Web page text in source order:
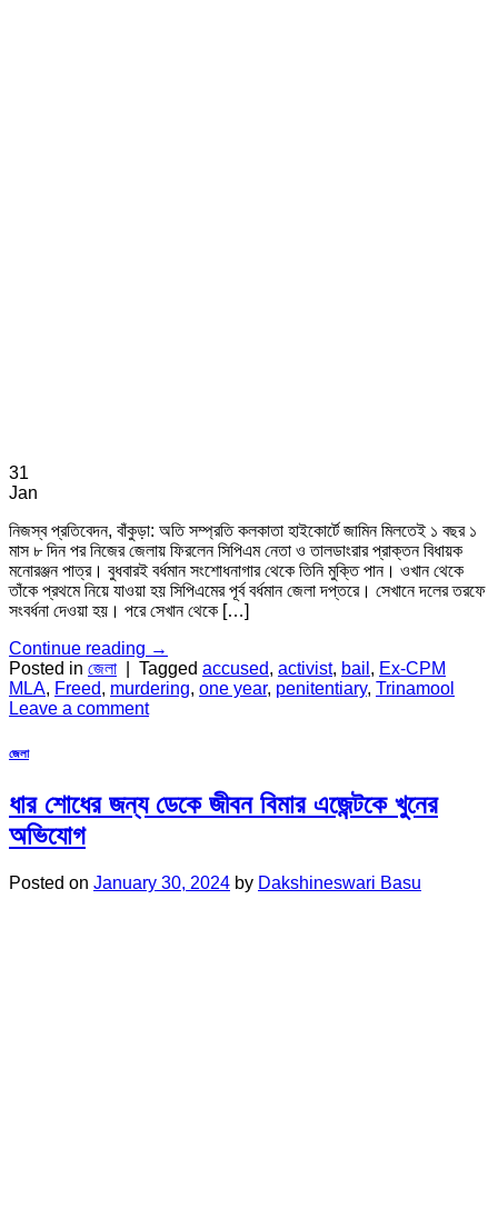
31
Jan
নিজস্ব প্রতিবেদন, বাঁকুড়া: অতি সম্প্রতি কলকাতা হাইকোর্টে জামিন মিলতেই ১ বছর ১
মাস ৮ দিন পর নিজের জেলায় ফিরলেন সিপিএম নেতা ও তালডাংরার প্রাক্তন বিধায়ক
মনোরঞ্জন পাত্র। বুধবারই বর্ধমান সংশোধনাগার থেকে তিনি মুক্তি পান। ওখান থেকে
তাঁকে প্রথমে নিয়ে যাওয়া হয় সিপিএমের পূর্ব বর্ধমান জেলা দপ্তরে। সেখানে দলের তরফে
সংবর্ধনা দেওয়া হয়। পরে সেখান থেকে […]
Continue reading →
Posted in জেলা Tagged accused, activist, bail , Ex-CPM
MLA, Freed, murdering, one year, penitentiary, Trinamool
Leave a comment
জেলা
ধার শোধের জন্য ডেকে জীবন বিমার এজেন্টকে খুনের
অভিযোগ
Posted on January 30, 2024 by Dakshineswari Basu